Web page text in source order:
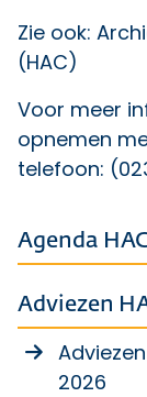
Zie ook:
(HAC)
Voor meer
opnemen
telefoon:
Agenda
Adviezen
2026